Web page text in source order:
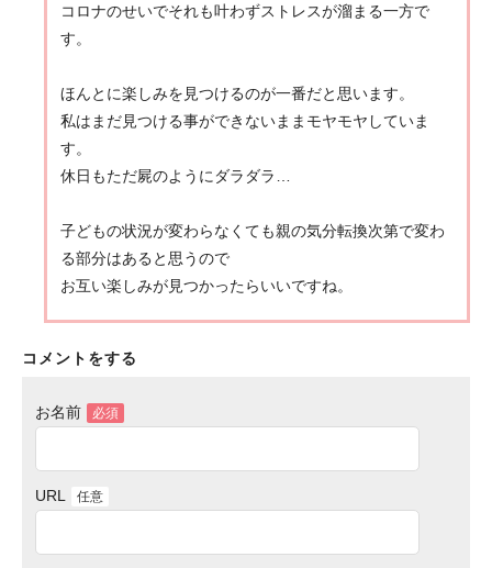
コロナのせいでそれも叶わずストレスが溜まる一方で
す。‌
ほんとに楽しみを見つけるのが一番だと思います。‌
私はまだ見つける事ができないままモヤモヤしていま
す。‌
休日もただ屍のようにダラダラ…‌
子どもの状況が変わらなくても親の気分転換次第で変わ
る部分はあると思うので‌
お互い楽しみが見つかったらいいですね。
コメントをする
お名前 必須
URL 任意